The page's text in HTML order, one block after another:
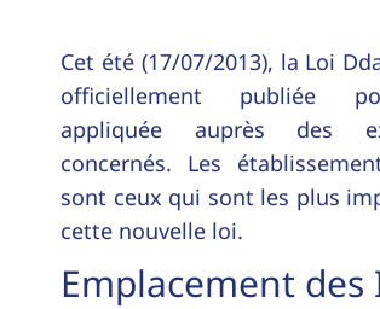
Cet été (17/07/2013), la Loi
officiellement publiée
appliquée auprès des
concernés. Les
sont ceux qui sont les plus
cette nouvelle loi.
Emplacement des